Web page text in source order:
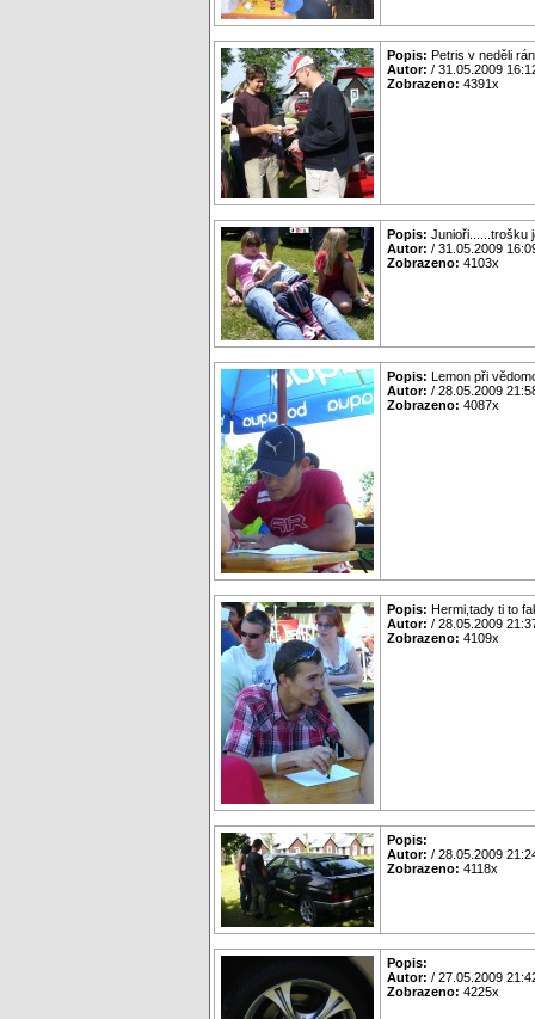
Popis: Petris v neděli
Autor: / 31.05.2009
Zobrazeno: 4391x
Popis: Junioři......trošku
Autor: / 31.05.2009
Zobrazeno: 4103x
Popis: Lemon při
Autor: / 28.05.2009
Zobrazeno: 4087x
Popis: Hermi,tady ti to
Autor: / 28.05.2009
Zobrazeno: 4109x
Popis:
Autor: / 28.05.2009
Zobrazeno: 4118x
Popis:
Autor: / 27.05.2009
Zobrazeno: 4225x